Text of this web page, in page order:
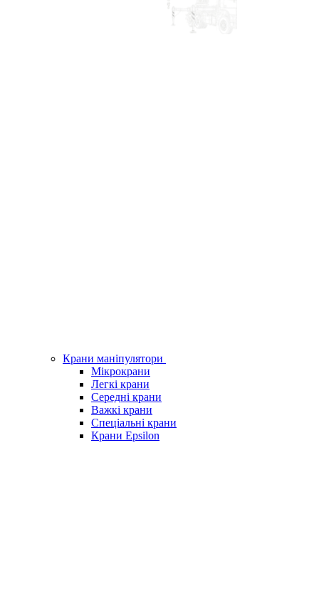
Крани маніпулятори
Мікрокрани
Легкі крани
Середні крани
Важкі крани
Спеціальні крани
Крани Epsilon